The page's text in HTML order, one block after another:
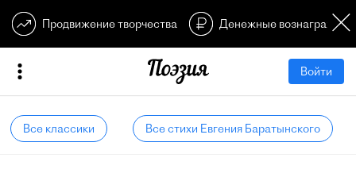
Продвижение творчества Денежные
Войти
Все классики Все стихи Евгения Баратынского